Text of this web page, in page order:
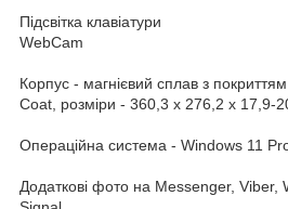
Підсвітка клавіатури
WebCam
Корпус - магнієвий сплав з
Coat, розміри - 360,3 x 276,2 x 17,9-
Операційна система - Windows 11
Додаткові фото на Messenger, Viber,